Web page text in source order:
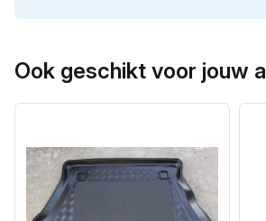
Ook geschikt voor jouw